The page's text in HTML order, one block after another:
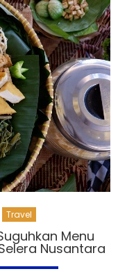
Travel
Menu
Nusantara